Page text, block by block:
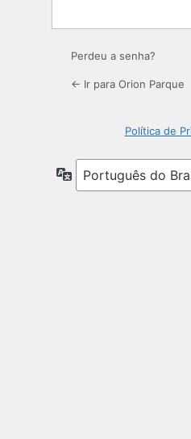
Perdeu a senha?
← Ir para Orion Parque
Política de
Idioma